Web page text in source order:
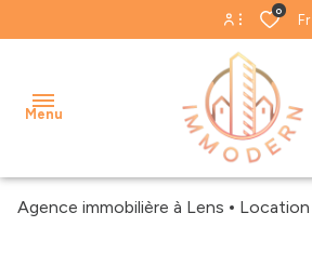
0
Fr
Menu
Agence immobilière à Lens Location